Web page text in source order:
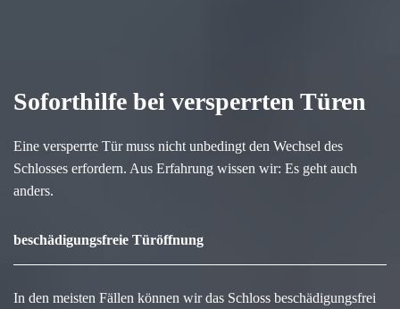
Soforthilfe bei versperrten Türen
Eine versperrte Tür muss nicht unbedingt den Wechsel des
Schlosses erfordern. Aus Erfahrung wissen wir: Es geht auch
anders.
beschädigungsfreie Türöffnung
In den meisten Fällen können wir das Schloss beschädigungsfrei